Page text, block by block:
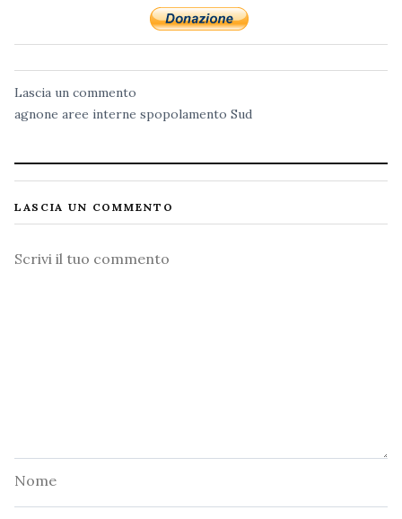
Lascia un commento
agnone aree interne spopolamento Sud
LASCIA UN COMMENTO
Commento